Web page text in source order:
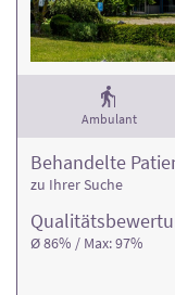
Ambulant
Ø 86% / Max: 97%
Behandelte
zu Ihrer Suche